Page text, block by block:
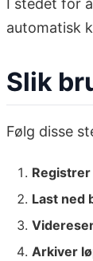
I stedet for
automatisk
Slik
Følg disse
Last ned
Arkiver